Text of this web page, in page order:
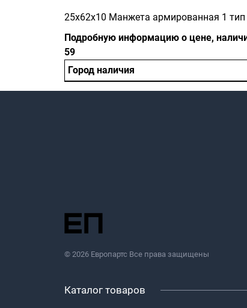
25x62x10 Манжета армированная 1 тип
Подробную информацию о цене,
59
Город наличия
© 2026 Европартс Все права защищены
Каталог товаров